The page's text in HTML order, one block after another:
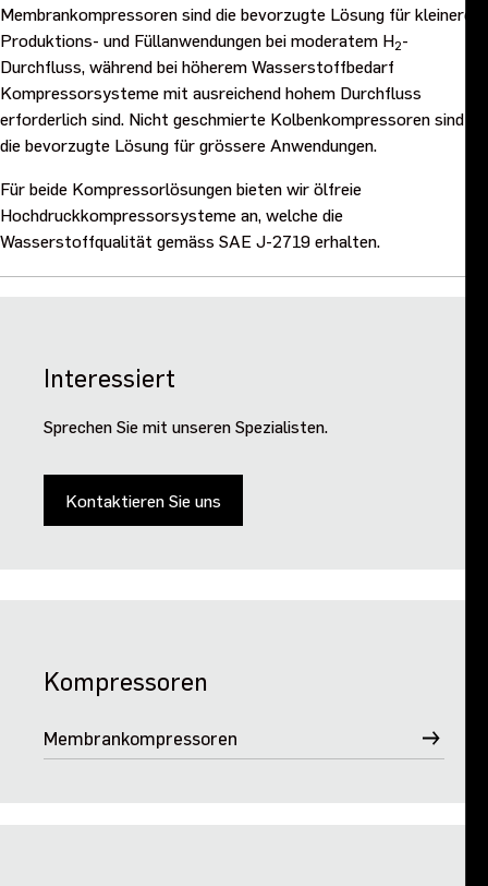
Membrankompressoren sind die bevorzugte Lösung für kleinere
Produktions- und Füllanwendungen bei moderatem H2-
Durchfluss, während bei höherem Wasserstoffbedarf
Kompressorsysteme mit ausreichend hohem Durchfluss
erforderlich sind. Nicht geschmierte Kolbenkompressoren sind
die bevorzugte Lösung für grössere Anwendungen.
Für beide Kompressorlösungen bieten wir ölfreie
Hochdruckkompressorsysteme an, welche die
Wasserstoffqualität gemäss SAE J-2719 erhalten.
Interessiert
Sprechen Sie mit unseren Spezialisten.
Kontaktieren Sie uns
Kompressoren
Membrankompressoren